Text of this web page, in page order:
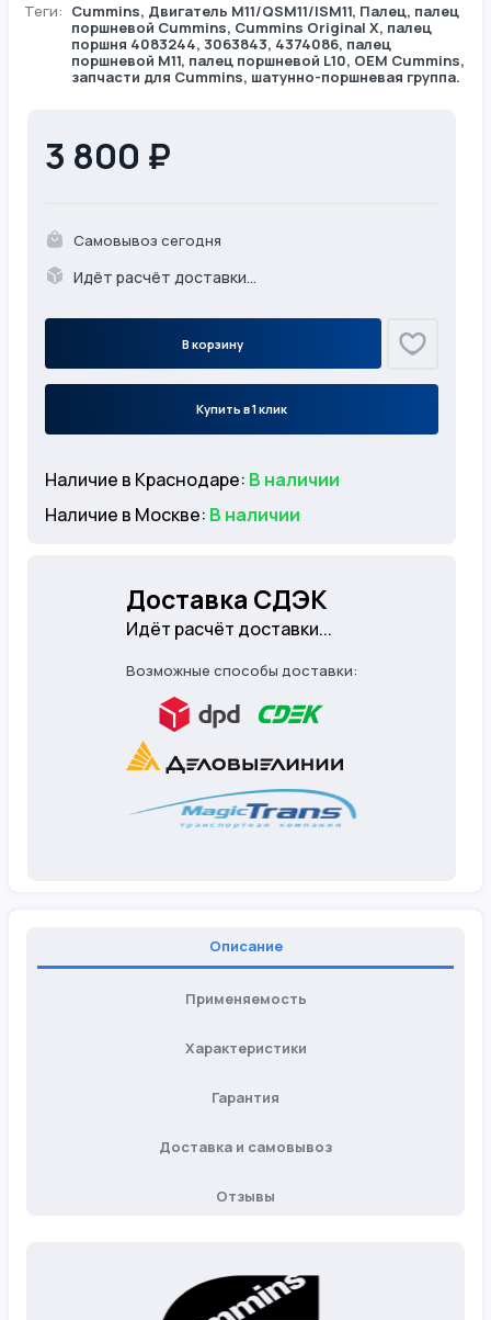
Теги: Cummins, Двигатель М11/QSM11/ISM11, Палец, палец
поршневой Cummins, Cummins Original X, палец
поршня 4083244, 3063843, 4374086, палец
поршневой M11, палец поршневой L10, OEM Cummins,
запчасти для Cummins, шатунно-поршневая группа.
3 800 ₽
Самовывоз сегодня
Идёт расчёт доставки...
В корзину
Купить в 1 клик
Наличие в Краснодаре: В наличии
Наличие в Москве: В наличии
Доставка СДЭК
Идёт расчёт доставки...
Возможные способы доставки:
Описание
Применяемость
Характеристики
Гарантия
Доставка и самовывоз
Отзывы